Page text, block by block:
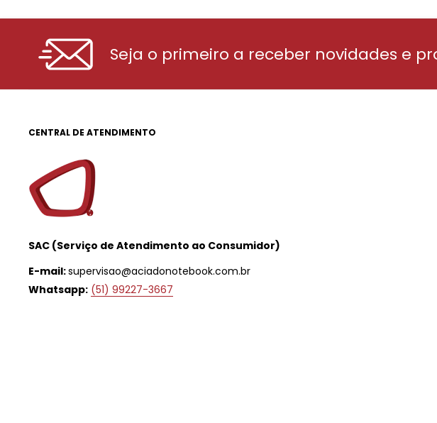
Seja o primeiro a receber novidades e
CENTRAL DE ATENDIMENTO
SAC (Serviço de Atendimento ao Consumidor)
E-mail:supervisao@aciadonotebook.com.br
Whatsapp: (51) 99227-3667